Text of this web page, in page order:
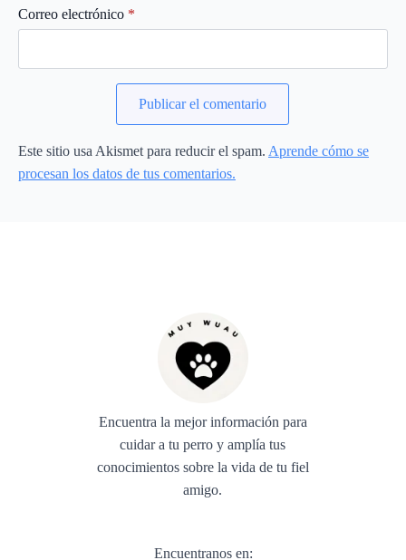
Correo electrónico *
Este sitio usa Akismet para reducir el spam. Aprende cómo se
procesan los datos de tus comentarios.
Encuentra la mejor información para
cuidar a tu perro y amplía tus
conocimientos sobre la vida de tu fiel
amigo.
Encuentranos en: